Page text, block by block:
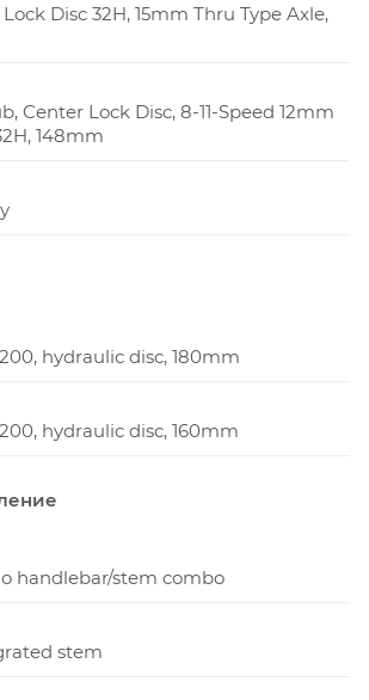
Disc 32H, 15mm Thru Type Axle,
Center Lock Disc, 8-11-Speed 12mm
148mm
hydraulic disc, 180mm
hydraulic disc, 160mm
handlebar/stem combo
stem